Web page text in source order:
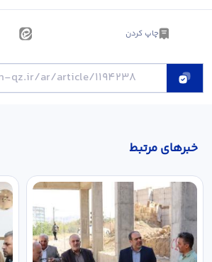
چاپ کردن
خبر‌های مرتبط